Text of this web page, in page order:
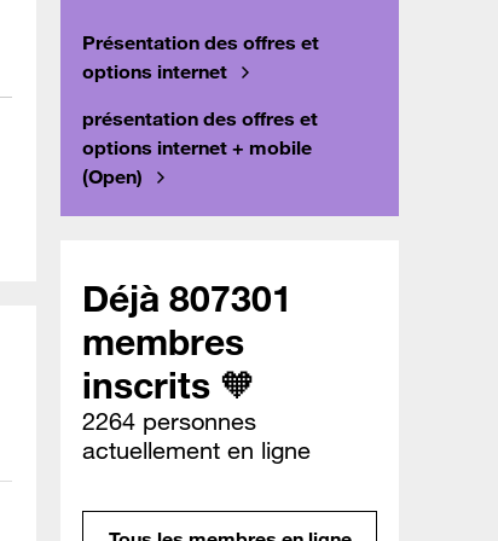
Présentation des offres et
options internet
présentation des offres et
options internet + mobile
(Open)
Déjà 807301
membres
inscrits 🧡
2264 personnes
actuellement en ligne